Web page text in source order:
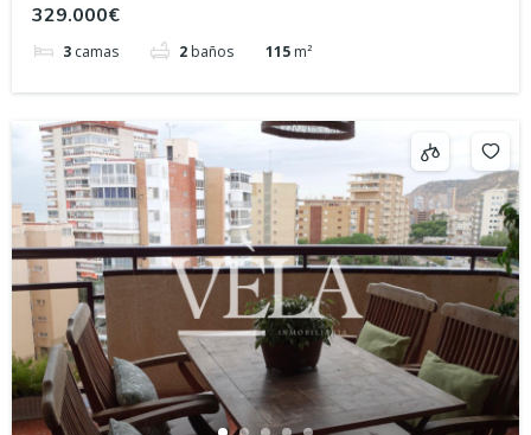
329.000€
3 camas 2 baños 115 m²